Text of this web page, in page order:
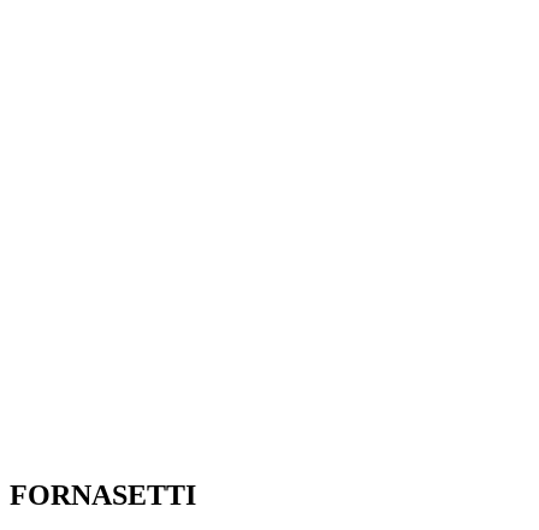
FORNASETTI